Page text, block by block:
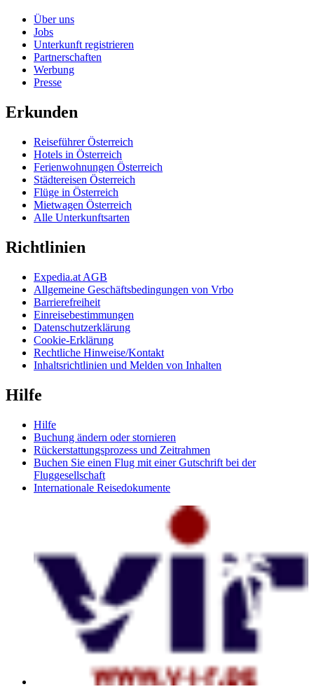
Über uns
Jobs
Unterkunft registrieren
Partnerschaften
Werbung
Presse
Erkunden
Reiseführer Österreich
Hotels in Österreich
Ferienwohnungen Österreich
Städtereisen Österreich
Flüge in Österreich
Mietwagen Österreich
Alle Unterkunftsarten
Richtlinien
Expedia.at AGB
Allgemeine Geschäftsbedingungen von Vrbo
Barrierefreiheit
Einreisebestimmungen
Datenschutzerklärung
Cookie-Erklärung
Rechtliche Hinweise/Kontakt
Inhaltsrichtlinien und Melden von Inhalten
Hilfe
Hilfe
Buchung ändern oder stornieren
Rückerstattungsprozess und Zeitrahmen
Buchen Sie einen Flug mit einer Gutschrift bei der
Fluggesellschaft
Internationale Reisedokumente